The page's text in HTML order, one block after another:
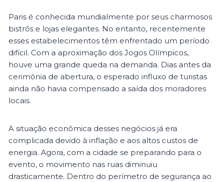
Paris é conhecida mundialmente por seus charmosos
bistrôs e lojas elegantes. No entanto, recentemente
esses estabelecimentos têm enfrentado um período
difícil. Com a aproximação dos Jogos Olímpicos,
houve uma grande queda na demanda. Dias antes da
cerimônia de abertura, o esperado influxo de turistas
ainda não havia compensado a saída dos moradores
locais.
A situação econômica desses negócios já era
complicada devido à inflação e aos altos custos de
energia. Agora, com a cidade se preparando para o
evento, o movimento nas ruas diminuiu
drasticamente. Dentro do perímetro de segurança ao